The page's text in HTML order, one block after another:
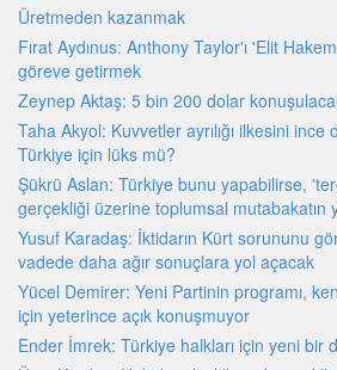
Üretmeden kazanmak
Fırat Aydınus: Anthony Taylor'ı 'Elit
göreve getirmek
Zeynep Aktaş: 5 bin 200 dolar
Taha Akyol: Kuvvetler ayrılığı ilkesini
Türkiye için lüks mü?
Şükrü Aslan: Türkiye bunu yapabilirse,
gerçekliği üzerine toplumsal mutabakatın
Yusuf Karadaş: İktidarın Kürt sorununu
vadede daha ağır sonuçlara yol açacak
Yücel Demirer: Yeni Partinin programı,
için yeterince açık konuşmuyor
Ender İmrek: Türkiye halkları için yeni bir